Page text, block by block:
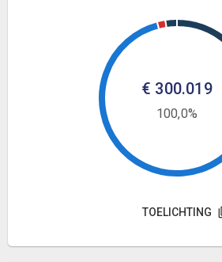
€ 300.019
100,0%
TOELICHTING